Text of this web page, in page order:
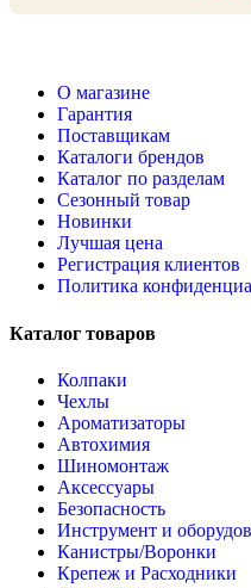
О магазине
Гарантия
Поставщикам
Каталоги брендов
Каталог по разделам
Сезонный товар
Новинки
Лучшая цена
Регистрация клиентов
Политика
Каталог товаров
Колпаки
Чехлы
Ароматизаторы
Автохимия
Шиномонтаж
Аксессуары
Безопасность
Инструмент и
Канистры/Воронки
Крепеж и Расходники